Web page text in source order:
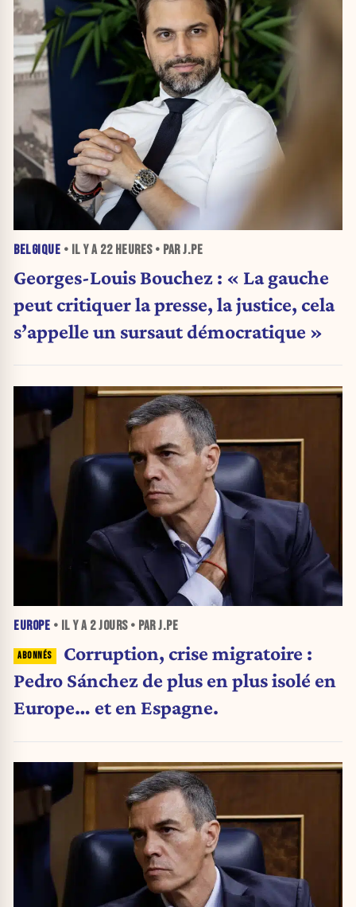
BELGIQUE • IL Y A 22 HEURES• PAR J.PE
Georges-Louis Bouchez : « La gauche
peut critiquer la presse, la justice, cela
s’appelle un sursaut démocratique »
EUROPE • IL Y A 2 JOURS• PAR J.PE
Corruption, crise migratoire :
Pedro Sánchez de plus en plus isolé en
Europe… et en Espagne.